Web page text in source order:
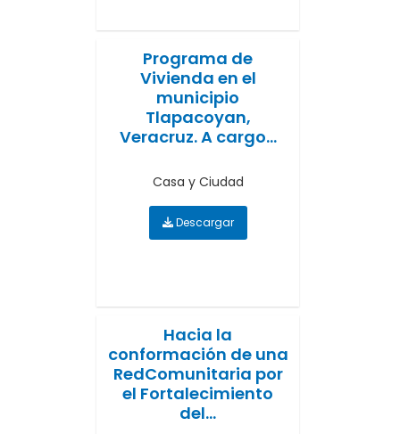
Programa de
Vivienda en el
municipio
Tlapacoyan,
Veracruz. A cargo...
Casa y Ciudad
Descargar
Hacia la
conformación de una
RedComunitaria por
el Fortalecimiento
del...